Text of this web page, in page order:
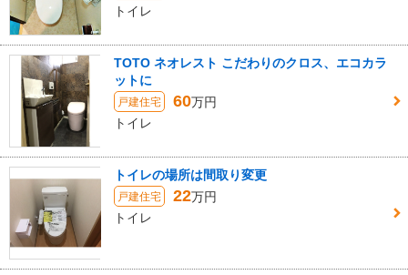
トイレ
TOTO ネオレスト こだわりのクロス、エコカラ
ットに
戸建住宅 60万円
トイレ
トイレの場所は間取り変更
戸建住宅 22万円
トイレ